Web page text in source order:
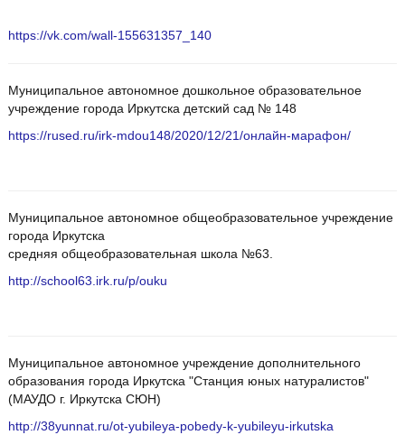
https://vk.com/wall-155631357_140
Муниципальное автономное дошкольное образовательное
учреждение города Иркутска детский сад № 148
https://rused.ru/irk-mdou148/2020/12/21/онлайн-марафон/
Муниципальное автономное общеобразовательное учреждение
города Иркутска
средняя общеобразовательная школа №63.
http://school63.irk.ru/p/ouku
Муниципальное автономное учреждение дополнительного
образования города Иркутска "Станция юных натуралистов"
(МАУДО г. Иркутска СЮН)
http://38yunnat.ru/ot-yubileya-pobedy-k-yubileyu-irkutska